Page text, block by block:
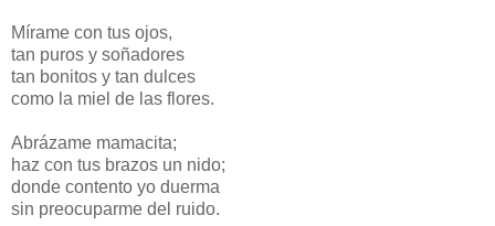
Mírame con tus ojos,
tan puros y soñadores
tan bonitos y tan dulces
como la miel de las flores.
Abrázame mamacita;
haz con tus brazos un nido;
donde contento yo duerma
sin preocuparme del ruido.